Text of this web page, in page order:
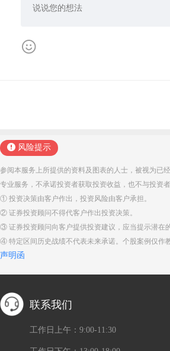
风险提示
参阅本服务上所提供的资料及图表的人士，被视为已
专业服务，不承诺投资者获取投资收益，也不与投资
① 投资决策由客户作出，投资风险由客户承担。
② 证券投资顾问不得代客户作出投资决策。
③ 证券投资顾问向客户提供投资建议，应当提示潜在
④ 特定区间历史战绩不代表未来承诺。个股案例仅作
声明函
联系我们
工作日上午：9:00-11:30